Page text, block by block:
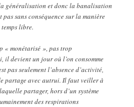
généralisation et donc la banalisation
sans conséquence sur la manière
libre.
« monétarisé », pas trop
il devient un jour où l’on consomme
pas seulement l’absence d’activité,
partage avec autrui. Il faut veiller à
partager, hors d’un système
des respirations